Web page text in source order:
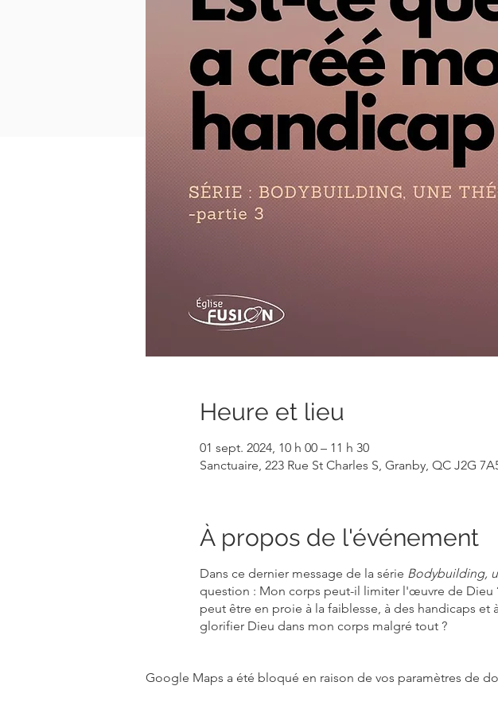
Heure et lieu
01 sept. 2024, 10 h 00 – 11 h 30
Sanctuaire, 223 Rue St Charles S, Granby, QC J2G
À propos de l'événement
Dans ce dernier message de la série Bodybuilding,
question : Mon corps peut-il limiter l'œuvre de Dieu
peut être en proie à la faiblesse, à des handicaps
glorifier Dieu dans mon corps malgré tout ?
Google Maps a été bloqué en raison de vos paramètres de